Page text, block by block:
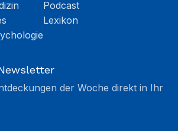
Podcast
Lexikon
der Woche direkt in Ihr